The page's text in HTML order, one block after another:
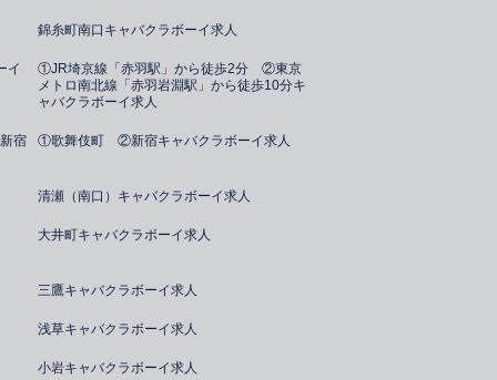
錦糸町南口キャバクラボーイ求人
イ
①JR埼京線「赤羽駅」から徒歩2分 ②東京
メトロ南北線「赤羽岩淵駅」から徒歩10分キ
ャバクラボーイ求人
宿 ①歌舞伎町 ②新宿キャバクラボーイ求人
清瀬（南口）キャバクラボーイ求人
大井町キャバクラボーイ求人
三鷹キャバクラボーイ求人
浅草キャバクラボーイ求人
小岩キャバクラボーイ求人